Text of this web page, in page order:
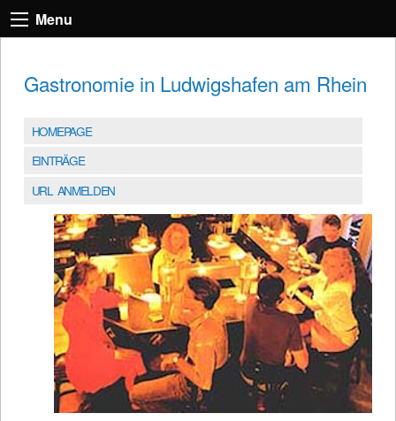
Menu
Gastronomie in Ludwigshafen am Rhein
HOMEPAGE
EINTRÄGE
URL ANMELDEN